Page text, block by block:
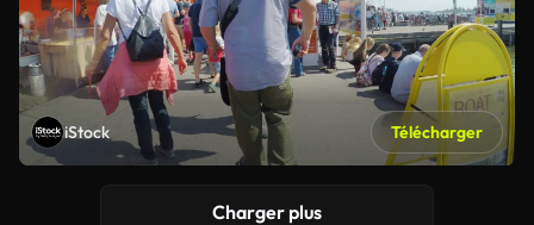
iStock Télécharger
Charger plus